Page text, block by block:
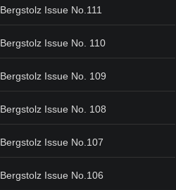
Bergstolz Issue No.111
Bergstolz Issue No. 110
Bergstolz Issue No. 109
Bergstolz Issue No. 108
Bergstolz Issue No.107
Bergstolz Issue No.106